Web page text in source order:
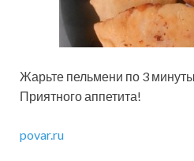
Жарьте пельмени по 3
Приятного аппетита!
povar.ru